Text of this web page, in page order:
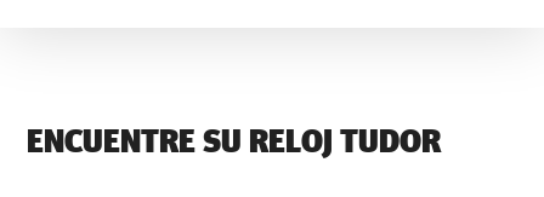
ENCUENTRE SU RELOJ TUDOR